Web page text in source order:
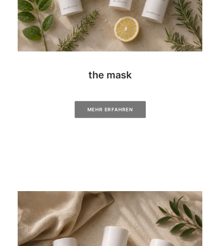
the mask
MEHR ERFAHREN